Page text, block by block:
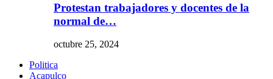
Protestan trabajadores y docentes de la
normal de…
octubre 25, 2024
Politica
Acapulco